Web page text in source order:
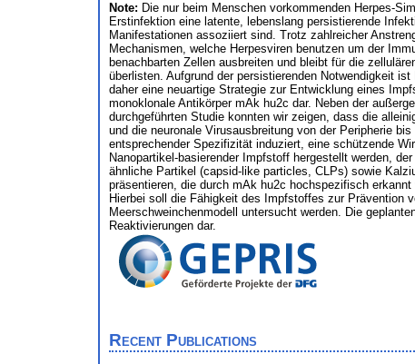
Note: Die nur beim Menschen vorkommenden Herpes-
Erstinfektion eine latente, lebenslang persistierende
Manifestationen assoziiert sind. Trotz zahlreicher
Mechanismen, welche Herpesviren benutzen um der
benachbarten Zellen ausbreiten und bleibt für die
überlisten. Aufgrund der persistierenden Notwendigkeit
daher eine neuartige Strategie zur Entwicklung eines
monoklonale Antikörper mAk hu2c dar. Neben der
durchgeführten Studie konnten wir zeigen, dass die
und die neuronale Virusausbreitung von der Peripherie
entsprechender Spezifizität induziert, eine schützende
Nanopartikel-basierender Impfstoff hergestellt werden,
ähnliche Partikel (capsid-like particles, CLPs) sowie
präsentieren, die durch mAk hu2c hochspezifisch
Hierbei soll die Fähigkeit des Impfstoffes zur Prävention
Meerschweinchenmodell untersucht werden. Die
Reaktivierungen dar.
Recent Publications